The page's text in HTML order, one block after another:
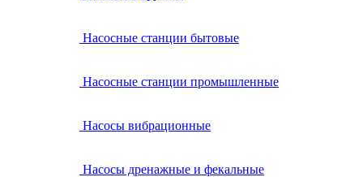
Насосные станции бытовые
Насосные станции промышленные
Насосы вибрационные
Насосы дренажные и фекальные